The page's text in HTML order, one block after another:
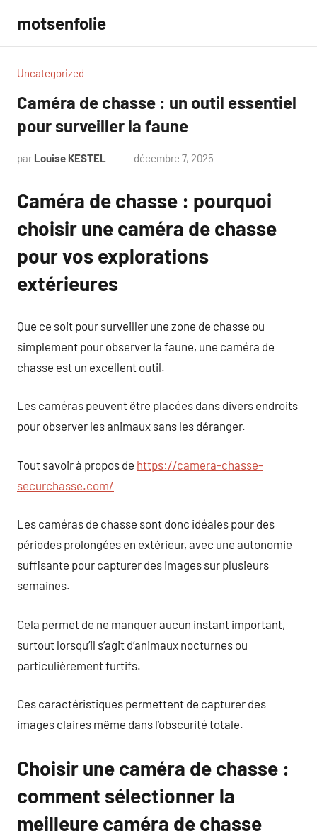
contenu
motsenfolie
Uncategorized
Caméra de chasse : un outil essentiel
pour surveiller la faune
par Louise KESTEL décembre 7, 2025
Caméra de chasse : pourquoi
choisir une caméra de chasse
pour vos explorations
extérieures
Que ce soit pour surveiller une zone de chasse ou
simplement pour observer la faune, une caméra de
chasse est un excellent outil.
Les caméras peuvent être placées dans divers endroits
pour observer les animaux sans les déranger.
Tout savoir à propos de https://camera-chasse-
securchasse.com/
Les caméras de chasse sont donc idéales pour des
périodes prolongées en extérieur, avec une autonomie
suffisante pour capturer des images sur plusieurs
semaines.
Cela permet de ne manquer aucun instant important,
surtout lorsqu’il s’agit d’animaux nocturnes ou
particulièrement furtifs.
Ces caractéristiques permettent de capturer des
images claires même dans l’obscurité totale.
Choisir une caméra de chasse :
comment sélectionner la
meilleure caméra de chasse